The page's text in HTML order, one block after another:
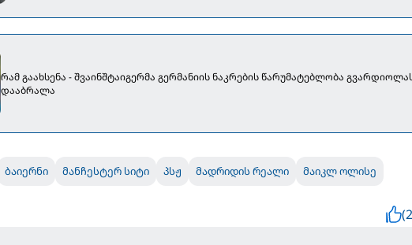
რამ გაახსენა - შვაინშტაიგერმა გერმანიის ნაკრების წარუმატებლობა
დააბრალა
ბაიერნი მანჩესტერ სიტი პსჟ მადრიდის რეალი მაიკლ ოლისე